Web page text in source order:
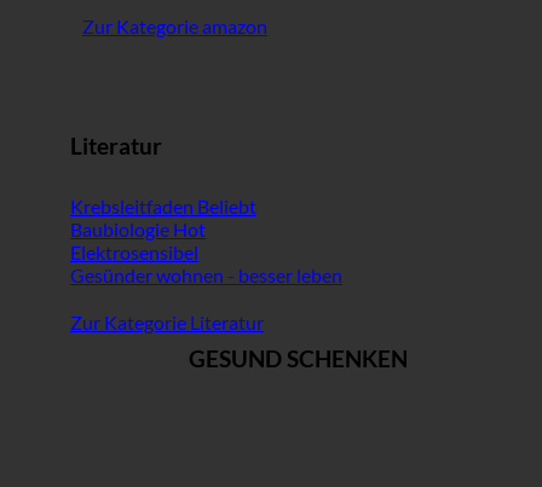
Zur Kategorie amazon
Literatur
Krebsleitfaden
Baubiologie
Elektrosensibel
Gesünder wohnen - besser leben
Zur Kategorie Literatur
GESUND SCHENKEN